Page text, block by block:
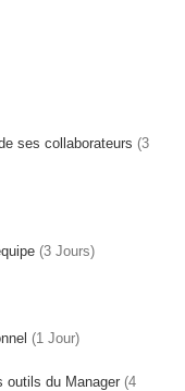
ses collaborateurs (3
(3 Jours)
(1 Jour)
outils du Manager (4